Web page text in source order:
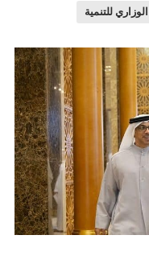
للتنمية